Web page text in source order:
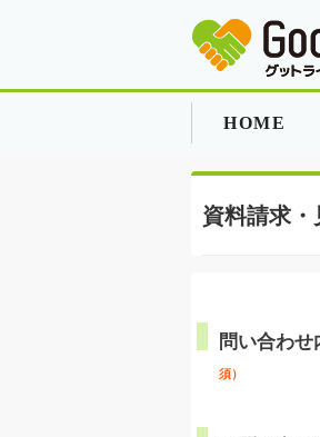
HOME
資料請求・
問い合わせ
須）